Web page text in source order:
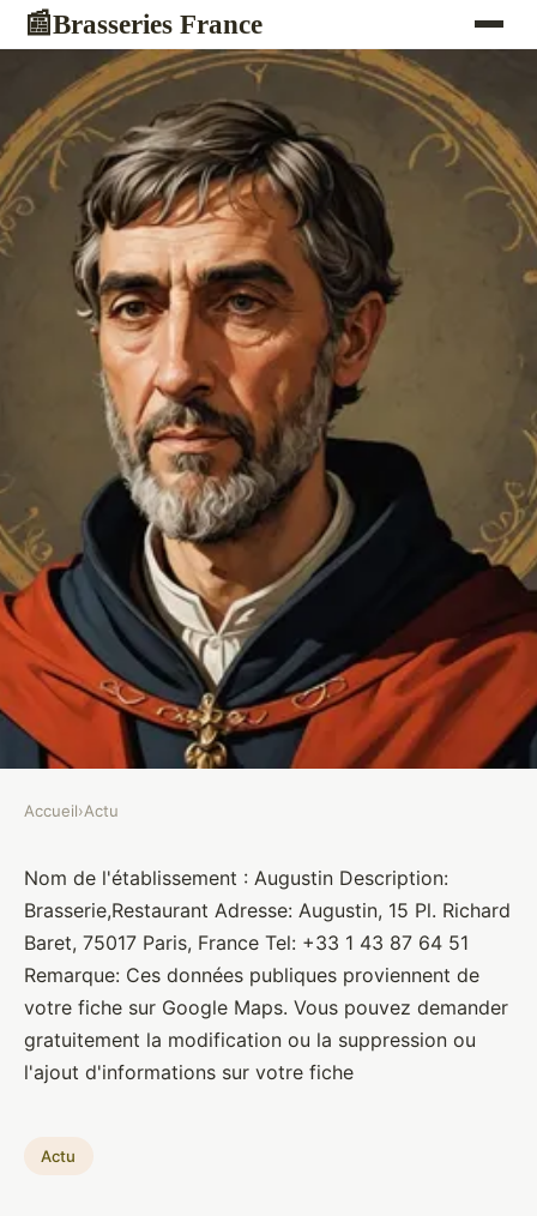
📰Brasseries France
Augustin
Brasseurs•10 janvier 2022•1 min de lecture
Accueil›Actu
Nom de l'établissement : Augustin Description:
Brasserie,Restaurant Adresse: Augustin, 15 Pl. Richard
Baret, 75017 Paris, France Tel: +33 1 43 87 64 51
Remarque: Ces données publiques proviennent de
votre fiche sur Google Maps. Vous pouvez demander
gratuitement la modification ou la suppression ou
l'ajout d'informations sur votre fiche
Actu